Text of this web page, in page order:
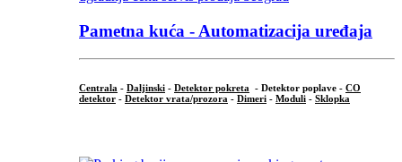
Pametna kuća - Automatizacija uređaja
Centrala - Daljinski - Detektor pokreta - Detektor poplave - CO
detektor - Detektor vrata/prozora - Dimeri - Moduli - Sklopka